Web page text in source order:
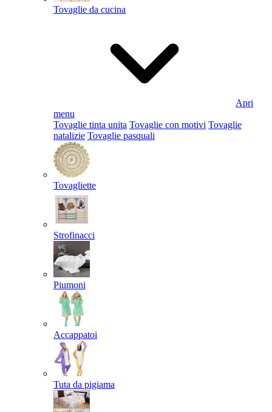
Tovaglie da cucina
Apri
menu
Tovaglie tinta unita Tovaglie con motivi Tovaglie
natalizie Tovaglie pasquali
Tovagliette
Strofinacci
Piumoni
Accappatoi
Tuta da pigiama